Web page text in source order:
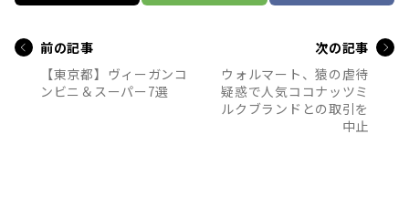
前の記事
【東京都】ヴィーガンコ
ンビニ＆スーパー7選
次の記事
ウォルマート、猿の虐待
疑惑で人気ココナッツミ
ルクブランドとの取引を
中止